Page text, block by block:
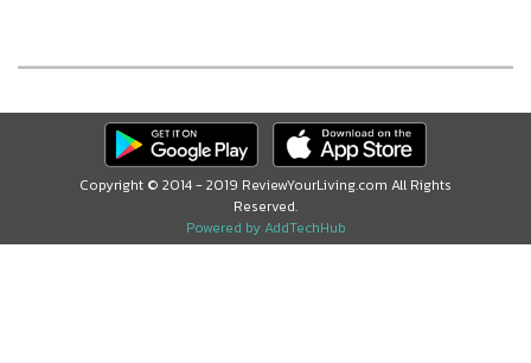
เล่น ไปจนถึงล็อบบี้ และ Facilities ต่างๆ ไม่ว่าจะเดิน จะนั่ง ตรง
European Style ที่นับเป็นเอกลักษณ์ของแบรนด์โดว์เช่ (DOLCE)
ซึ่งครั้งนี้ โดว์เช่ ลาซาล (DOLCE LASALLE)ยังได้เพิ่มกลิ่นอาย
สถาปัตยกรรมแบบ French Classical เพื่อให้สอดคล้องกับสถาน
ที่ตั้งซอยลาซาลอีกด้วย ในรูปแบบคอนโด Low Rise ความสูง 8
ชั้น จำนวน 1 อาคาร บนพื้นที่ทั้งหมด 568 ตารางวา (2,272
Copyright © 2014 - 2019 ReviewYourLiving.com All Rights
Reserved.
Powered by AddTechHub